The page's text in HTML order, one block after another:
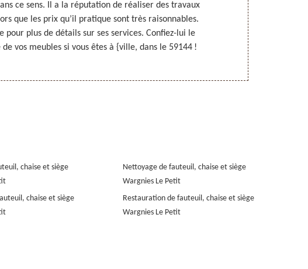
ce sens. Il a la réputation de réaliser des travaux
que les prix qu’il pratique sont très raisonnables.
pour plus de détails sur ses services. Confiez-lui le
vos meubles si vous êtes à {ville, dans le 59144 !
chaise et siège
chaise et siège
Nettoyage de fauteuil, chaise et siège
Wargnies Le Petit
Restauration de fauteuil, chaise et siège
Wargnies Le Petit